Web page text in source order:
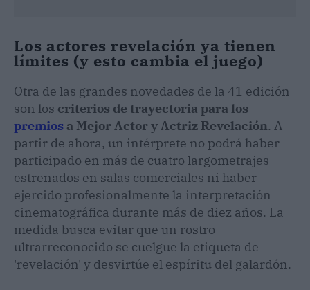
Los actores revelación ya tienen
límites (y esto cambia el juego)
Otra de las grandes novedades de la 41 edición
son los criterios de trayectoria para los
premios a Mejor Actor y Actriz Revelación. A
partir de ahora, un intérprete no podrá haber
participado en más de cuatro largometrajes
estrenados en salas comerciales ni haber
ejercido profesionalmente la interpretación
cinematográfica durante más de diez años. La
medida busca evitar que un rostro
ultrarreconocido se cuelgue la etiqueta de
'revelación' y desvirtúe el espíritu del galardón.